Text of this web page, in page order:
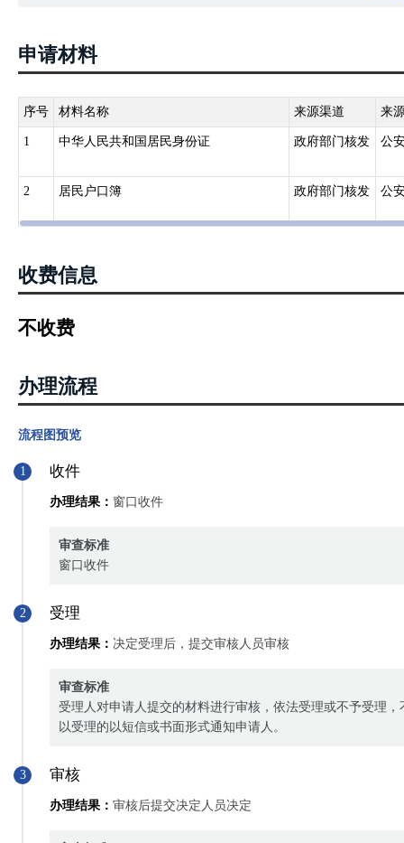
申请材料
序号 材料名称 来源渠道 来
1 中华人民共和国居民身份证 政府部门核发 公
2 居民户口簿 政府部门核发 公
收费信息
不收费
办理流程
流程图预览
1 收件
办理结果： 窗口收件
审查标准
窗口收件
2 受理
办理结果： 决定受理后，提交审核人员审核
审查标准
受理人对申请人提交的材料进行审核，依法受理或不予受理
以受理的以短信或书面形式通知申请人。
3 审核
办理结果： 审核后提交决定人员决定